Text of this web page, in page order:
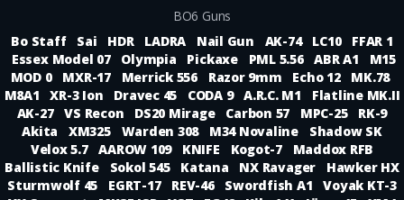
BO6 Guns
Bo Staff
Sai HDR LADRA Nail Gun AK-74 LC10
FFAR 1
Essex Model 07
Olympia Pickaxe PML 5.56 ABR A1
M15
MOD 0
MXR-17 Merrick 556 Razor 9mm Echo 12
MK.78
M8A1
XR-3 Ion Dravec 45 CODA 9 A.R.C. M1
Flatline MK.II
AK-27 VS Recon DS20 Mirage Carbon 57 MPC-25
RK-9
Akita
XM325 Warden 308 M34 Novaline
Shadow SK
Velox 5.7 AAROW 109 KNIFE Kogot-7
Maddox RFB
Ballistic Knife
Sokol 545 Katana NX Ravager
Hawker HX
Sturmwolf 45
EGRT-17 REV-46 Swordfish A1
Voyak KT-3